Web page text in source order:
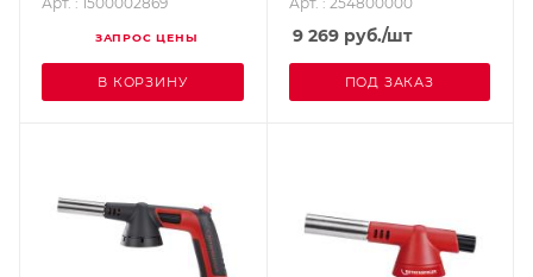
ЗАПРОС ЦЕНЫ
В КОРЗИНУ
9 269руб./шт
ПОД ЗАКАЗ